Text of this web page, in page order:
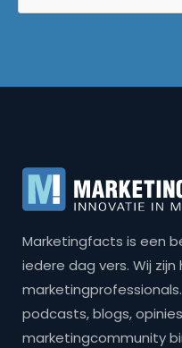
Marketingfacts is een
iedere dag vers. Wij
podcasts, blogs,
marketingcommunity